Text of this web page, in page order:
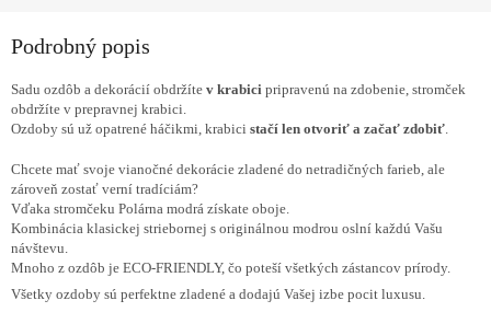
Podrobný popis
Sadu ozdôb a dekorácií obdržíte v krabici pripravenú na zdobenie, stromček
obdržíte v prepravnej krabici.
Ozdoby sú už opatrené háčikmi, krabici stačí len otvoriť a začať zdobiť
Chcete mať svoje vianočné dekorácie zladené do netradičných farieb, ale
zároveň zostať verní tradíciám?
Vďaka stromčeku Polárna modrá získate oboje.
Kombinácia klasickej striebornej s originálnou modrou oslní každú Vašu
návštevu.
Mnoho z ozdôb je ECO-FRIENDLY, čo poteší všetkých zástancov prírody.
Všetky ozdoby sú perfektne zladené a dodajú Vašej izbe pocit luxusu.